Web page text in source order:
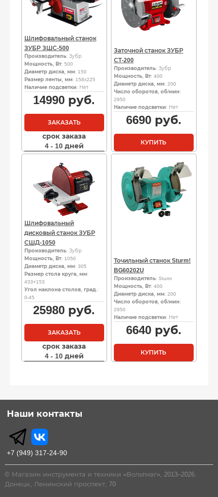
Шлифовальный станок
ЗУБР ЗШС-500
Производитель: Зубр
Мощность, Вт: 500
Диаметр диска, мм: 150
Размер ленты, мм: 158х225
Наличие подсветки: Нет
14990 руб.
ЗАКАЗАТЬ
срок заказа
4 - 10 дней
Заточной станок ЗУБР
СТ-200
Производитель: Зубр
Мощность, Вт: 400
Диаметр диска, мм: 200
Число оборотов, об/мин:
2950
Наличие подсветки: Нет
6690руб.
КУПИТЬ
Шлифовальный
дисковый станок ЗУБР
СШД-1050
Производитель: Зубр
Мощность, Вт: 1050
Диаметр диска, мм: 305
Размер стола круга, мм:
433×153
Угол наклона столов, град. :
0-45
25980 руб.
ЗАКАЗАТЬ
срок заказа
4 - 10 дней
Точильный станок Sturm!
BG60202U
Производитель: Sturm
Мощность, Вт: 400
Диаметр диска, мм: 200
Число оборотов, об/мин:
2950
Наличие подсветки: Нет
6640руб.
КУПИТЬ
Наши контакты
+7 (949) 317-24-90
© Магазин инструмента и техники «Вольтмаг», 2013–2026.
Донецк, Ленинский проспект, 70